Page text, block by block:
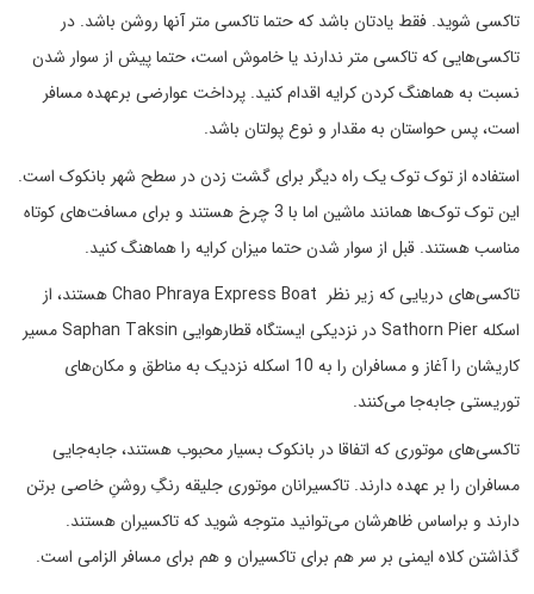
تاکسی شوید. فقط یادتان باشد که حتما تاکسی متر آنها روشن باشد. در
تاکسی‌هایی که تاکسی متر ندارند یا خاموش است، حتما پیش از سوار شدن
نسبت به هماهنگ کردن کرایه اقدام کنید. پرداخت عوارضی برعهده مسافر
است، پس حواستان به مقدار و نوع پولتان باشد.
استفاده از توک توک یک راه دیگر برای گشت زدن در سطح شهر بانکوک است.
این توک توک‌ها همانند ماشین اما با 3 چرخ هستند و برای مسافت‌های کوتاه
مناسب هستند. قبل از سوار شدن حتما میزان کرایه را هماهنگ کنید.
تاکسی‌های دریایی که زیر نظر Chao Phraya Express Boat هستند، از
اسکله Sathorn Pier در نزدیکی ایستگاه قطارهوایی Saphan Taksin مسیر
کاریشان را آغاز و مسافران را به 10 اسکله نزدیک به مناطق و مکان‌های
توریستی جابه‌جا می‌کنند.
تاکسی‌های موتوری که اتفاقا در بانکوک بسیار محبوب هستند، جابه‌جایی
مسافران را بر عهده دارند. تاکسیرانان موتوری جلیقه رنگِ روشنِ خاصی برتن
دارند و براساس ظاهرشان می‌توانید متوجه شوید که تاکسیران هستند.
گذاشتن کلاه ایمنی بر سر هم برای تاکسیران و هم برای مسافر الزامی است.